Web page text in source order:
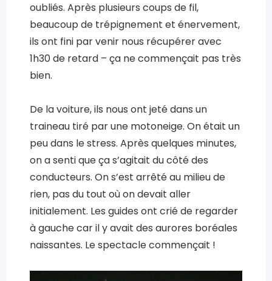
oubliés. Après plusieurs coups de fil,
beaucoup de trépignement et énervement,
ils ont fini par venir nous récupérer avec
1h30 de retard – ça ne commençait pas très
bien.
De la voiture, ils nous ont jeté dans un
traineau tiré par une motoneige. On était un
peu dans le stress. Après quelques minutes,
on a senti que ça s’agitait du côté des
conducteurs. On s’est arrêté au milieu de
rien, pas du tout où on devait aller
initialement. Les guides ont crié de regarder
à gauche car il y avait des aurores boréales
naissantes. Le spectacle commençait !